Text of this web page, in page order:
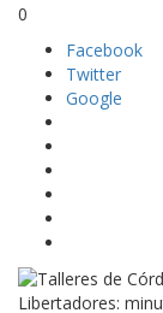
0
Facebook
Twitter
Google